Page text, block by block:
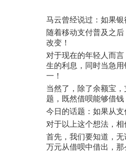
马云曾经说过：如果银
随着移动支付普及之
改变！
对于现在的年轻人而
生的利息，同时当急
一！
当然了，除了余额宝
题，既然借呗能够借
今日的话题：如果从
对于以上这个想法，
首先，我们要知道，
万元从借呗中借出，